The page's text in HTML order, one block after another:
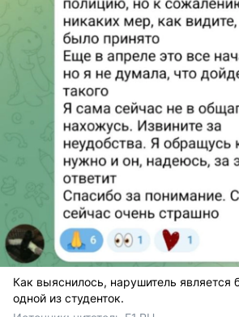
Как выяснилось, нарушитель
одной из студенток.